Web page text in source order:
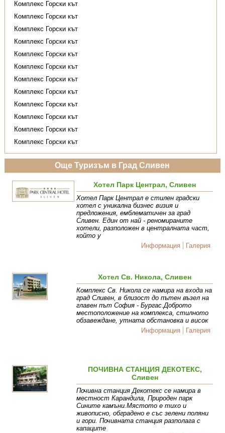
Комплекс Горски кът
Комплекс Горски кът
Комплекс Горски кът
Комплекс Горски кът
Комплекс Горски кът
Комплекс Горски кът
Комплекс Горски кът
Комплекс Горски кът
Комплекс Горски кът
Комплекс Горски кът
Комплекс Горски кът
Комплекс Горски кът
Още Туризъм в Град Сливен
Хотел Парк Централ, Сливен
Хотел Парк Централ е стилен градски
хотел с уникална бизнес визия и
предложения, емблематичен за град
Сливен. Един от най - реномираните
хотели, разположен в централната част,
който у
Информация
Галерия
Хотел Св. Никола, Сливен
Комплекс Св. Никола се намира на входа на
град Сливен, в близост до пътен възел на
главен път София - Бургас.Доброто
местоположение на комплекса, стилното
обзавеждане, утната обстановка и висок
Информация
Галерия
ПОЧИВНА СТАНЦИЯ ДЕКОТЕКС,
Сливен
Почивна станция Декотекс се намира в
местност Карандила, Природен парк
Сините камъни.Мястото е тихо и
живописно, обградено е със зелени поляни
и гори. Почивната станция разполага с
капаците